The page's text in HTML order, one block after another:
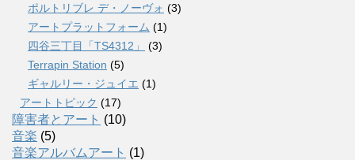
ポルトリブレ デ・ノーヴォ (3)
アートプラットフォーム (1)
四谷三丁目「TS4312」
(3)
Terrapin Station (5)
ギャルリー・ジュイエ (1)
アートトピック (17)
障害者とアート (10)
音楽 (5)
音楽アルバムアート (1)